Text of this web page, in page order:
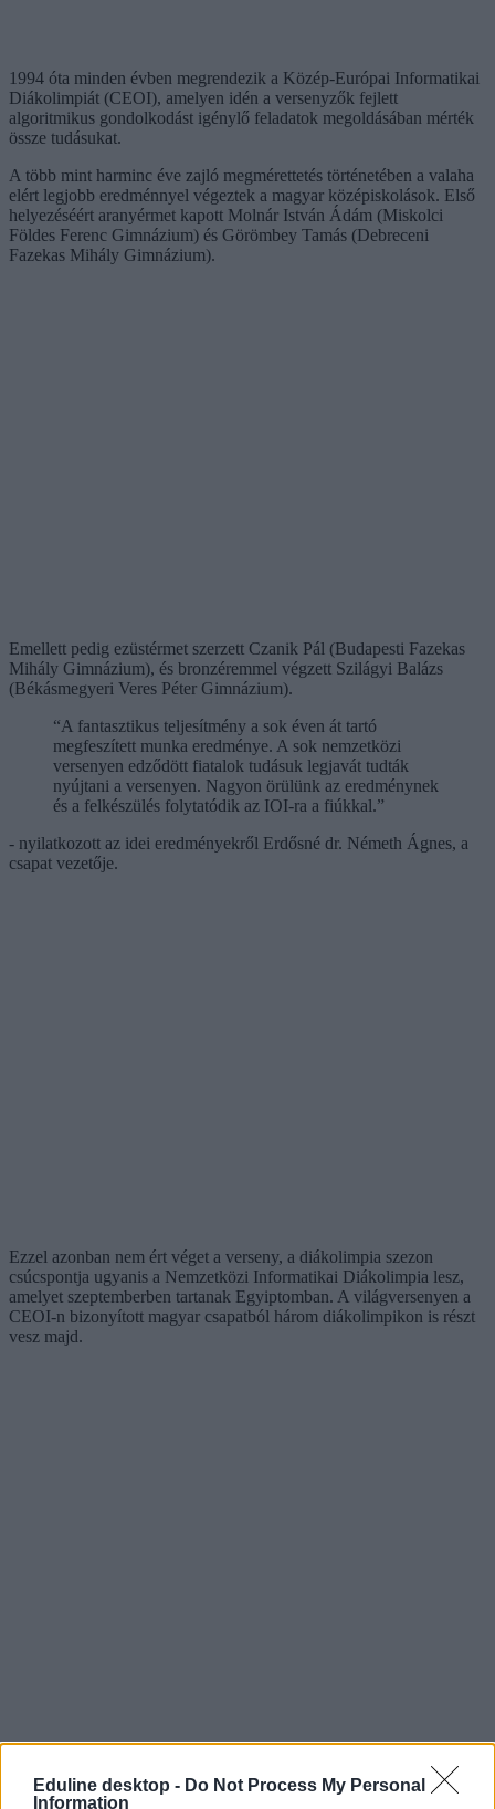
Eduline desktop - Do Not Process My Personal
Information
1994 óta minden évben megrendezik a Közép-Európai Informatikai
Diákolimpiát (CEOI), amelyen idén a versenyzők fejlett
algoritmikus gondolkodást igénylő feladatok megoldásában mérték
össze tudásukat.
A több mint harminc éve zajló megmérettetés történetében a valaha
elért legjobb eredménnyel végeztek a magyar középiskolások. Első
helyezéséért aranyérmet kapott Molnár István Ádám (Miskolci
Földes Ferenc Gimnázium) és Görömbey Tamás (Debreceni
Fazekas Mihály Gimnázium).
Emellett pedig ezüstérmet szerzett Czanik Pál (Budapesti Fazekas
Mihály Gimnázium), és bronzéremmel végzett Szilágyi Balázs
(Békásmegyeri Veres Péter Gimnázium).
“A fantasztikus teljesítmény a sok éven át tartó
megfeszített munka eredménye. A sok nemzetközi
versenyen edződött fiatalok tudásuk legjavát tudták
nyújtani a versenyen. Nagyon örülünk az eredménynek
és a felkészülés folytatódik az IOI-ra a fiúkkal.”
- nyilatkozott az idei eredményekről Erdősné dr. Németh Ágnes, a
csapat vezetője.
Ezzel azonban nem ért véget a verseny, a diákolimpia szezon
csúcspontja ugyanis a Nemzetközi Informatikai Diákolimpia lesz,
amelyet szeptemberben tartanak Egyiptomban. A világversenyen a
CEOI-n bizonyított magyar csapatból három diákolimpikon is részt
vesz majd.